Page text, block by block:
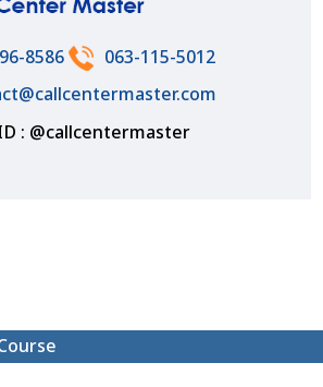
8586
063-115-5012
: @callcentermaster